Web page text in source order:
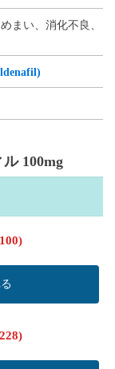
まい、消化不良、
100mg
)
)